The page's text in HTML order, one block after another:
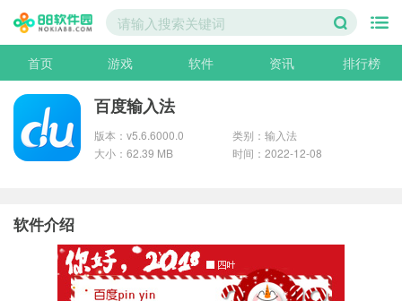
首页 游戏 软件 资讯 排行榜
百度输入法
版本：v5.6.6000.0
类别：输入法
大小：62.39 MB
时间：2022-12-08
软件介绍